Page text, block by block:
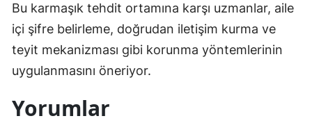
Bu karmaşık tehdit ortamına karşı uzmanlar, aile
içi şifre belirleme, doğrudan iletişim kurma ve
teyit mekanizması gibi korunma yöntemlerinin
uygulanmasını öneriyor.
Yorumlar